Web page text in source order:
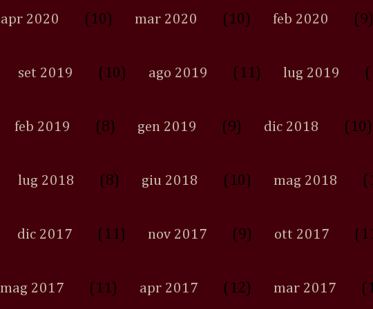
apr 2020 (10) mar 2020 (10) feb 2020 (9)
set 2019 (10) ago 2019 (11) lug 2019
feb 2019 (8) gen 2019 (9) dic 2018 (10)
lug 2018 (8) giu 2018 (10) mag 2018
dic 2017 (11) nov 2017 (9) ott 2017
mag 2017 (11) apr 2017 (12) mar 2017